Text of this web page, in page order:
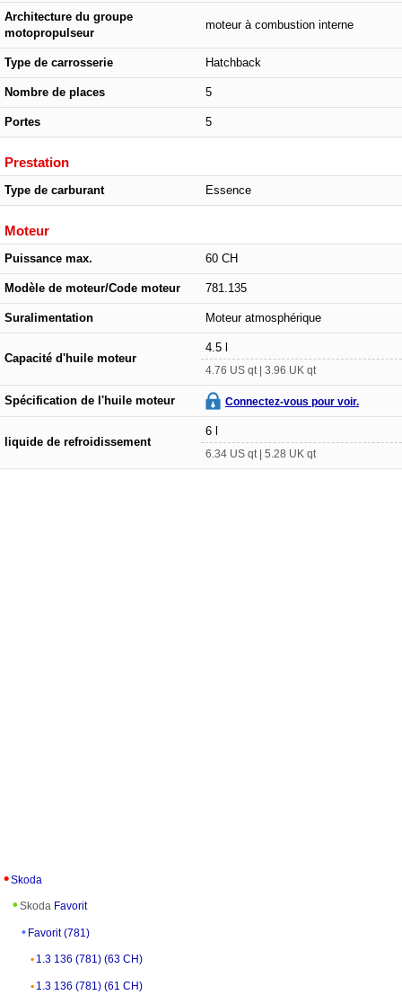
Architecture du groupe
motopropulseur
moteur à combustion interne
Type de carrosserie Hatchback
Nombre de places 5
Portes 5
Prestation
Type de carburant Essence
Moteur
Puissance max. 60 CH
Modèle de moteur/Code moteur 781.135
Suralimentation Moteur atmosphérique
Capacité d'huile moteur
4.5 l
4.76 US qt | 3.96 UK qt
Spécification de l'huile moteur Connectez-vous pour voir.
liquide de refroidissement
6 l
6.34 US qt | 5.28 UK qt
Skoda
Skoda Favorit
Favorit (781)
1.3 136 (781) (63 CH)
1.3 136 (781) (61 CH)